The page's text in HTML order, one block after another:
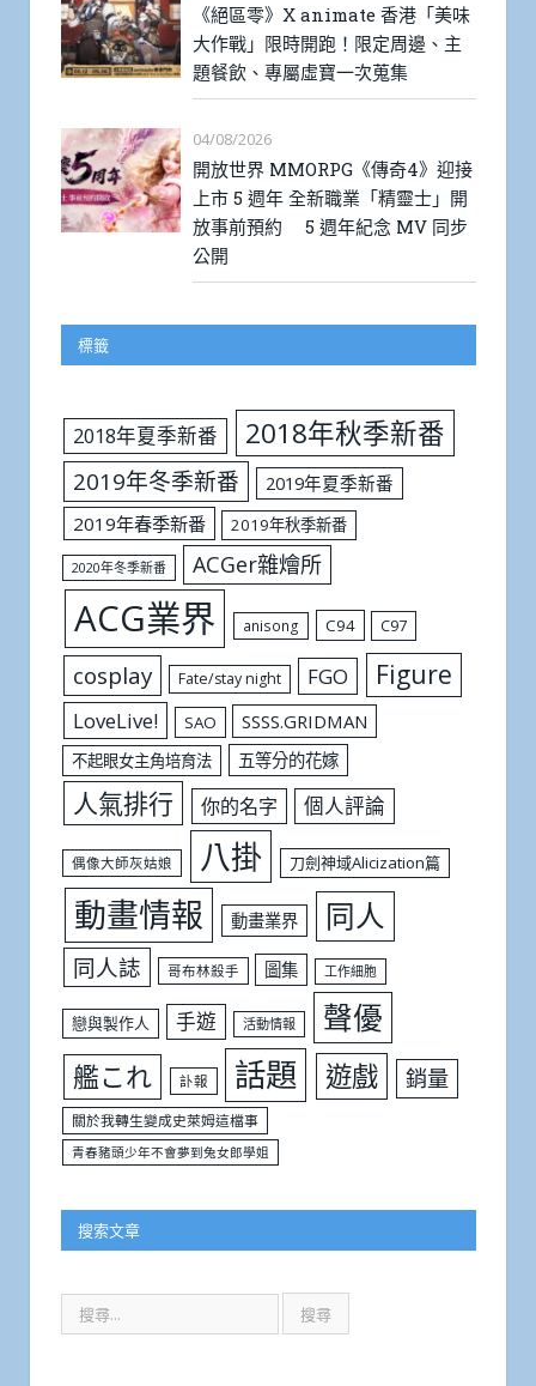
《絕區零》X animate 香港「美味
大作戰」限時開跑！限定周邊、主
題餐飲、專屬虛寶一次蒐集
04/08/2026
開放世界 MMORPG《傳奇4》迎接
上市 5 週年 全新職業「精靈士」開
放事前預約 5 週年紀念 MV 同步
公開
標籤
2018年夏季新番 2018年秋季新番
2019年冬季新番
2019年夏季新番
2019年春季新番
2019年秋季新番
2020年冬季新番 ACGer雜燴所
ACG業界 anisong C94 C97
cosplay Fate/stay night FGO Figure
LoveLive! SAO SSSS.GRIDMAN
不起眼女主角培育法 五等分的花嫁
人氣排行 你的名字 個人評論
偶像大師灰姑娘 八掛 刀劍神域Alicization篇
動畫情報 動畫業界 同人
同人誌 哥布林殺手 圖集 工作細胞
戀與製作人 手遊 活動情報 聲優
艦これ 訃報 話題 遊戲 銷量
關於我轉生變成史萊姆這檔事
青春豬頭少年不會夢到兔女郎學姐
搜索文章